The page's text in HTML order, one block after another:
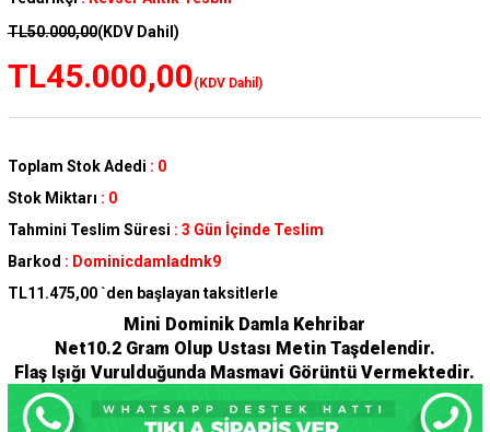
TL50.000,00(KDV Dahil)
TL45.000,00(KDV Dahil)
Toplam Stok Adedi : 0
Stok Miktarı : 0
Tahmini Teslim Süresi : 3 Gün İçinde Teslim
Barkod : Dominicdamladmk9
TL11.475,00 `den başlayan taksitlerle
Mini Dominik Damla Kehribar
Net10.2 Gram Olup Ustası Metin Taşdelendir.
Flaş Işığı Vurulduğunda Masmavi Görüntü Vermektedir.